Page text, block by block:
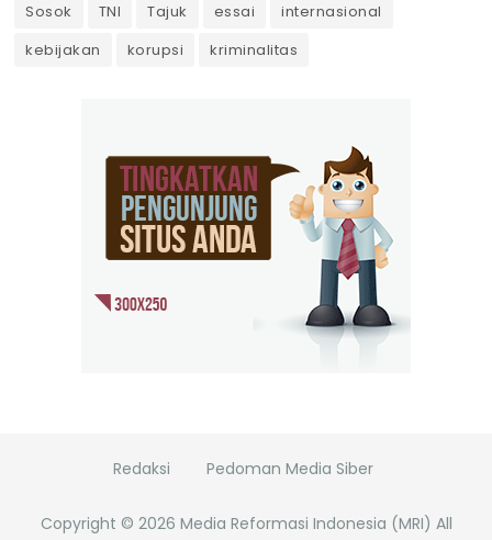
Sosok
TNI Tajuk essai
internasional
kebijakan
korupsi kriminalitas
Redaksi Pedoman Media Siber
Copyright © 2026 Media Reformasi Indonesia (MRI) All